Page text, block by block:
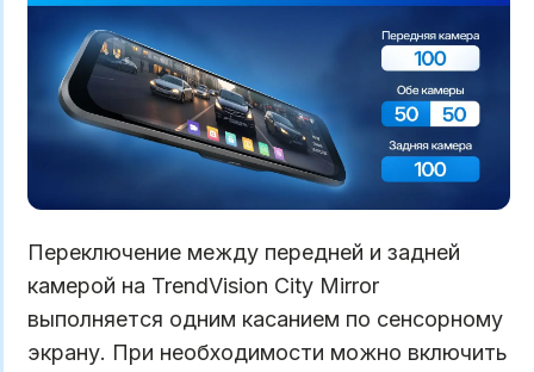
Переключение между передней и задней
камерой на TrendVision City Mirror
выполняется одним касанием по сенсорному
экрану. При необходимости можно включить